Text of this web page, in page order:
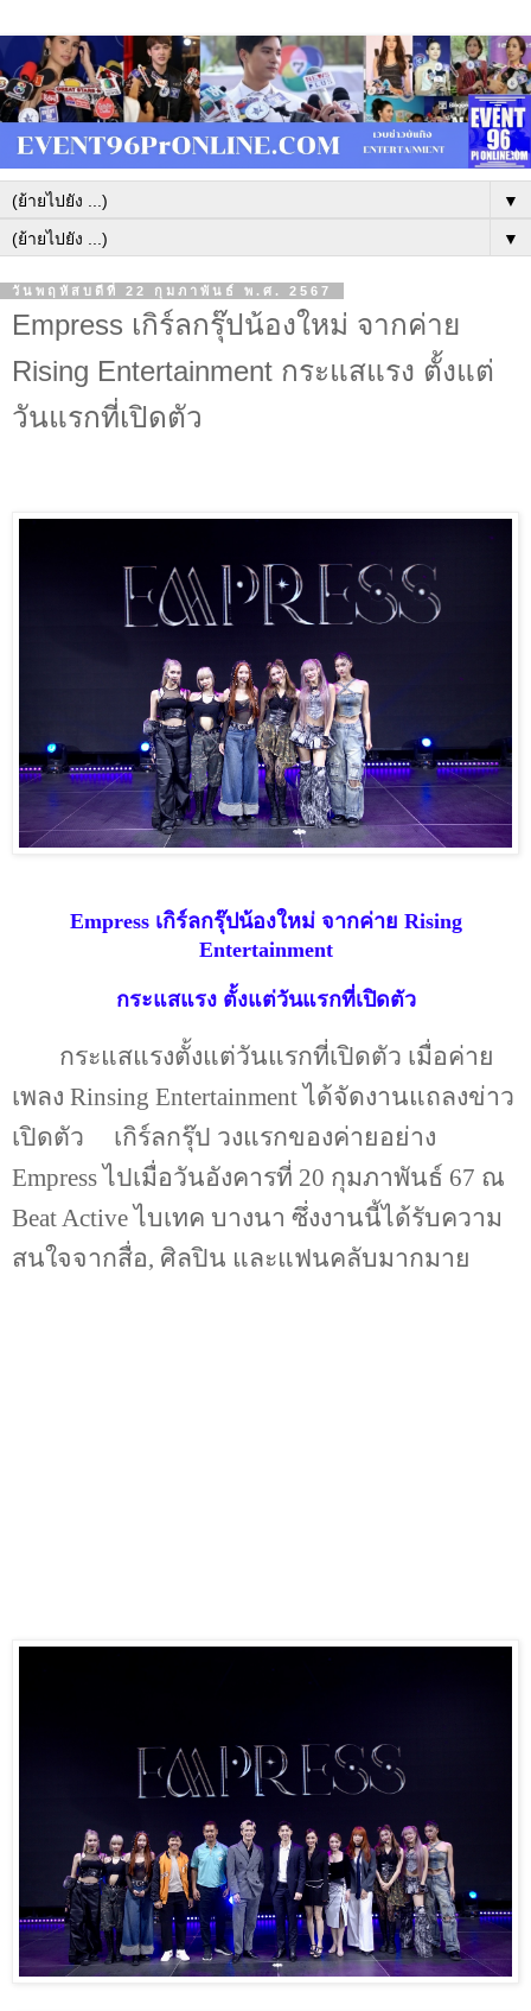
▼
▼
วันพฤหัสบดีที่ 22 กุมภาพันธ์ พ.ศ. 2567
Empress เกิร์ลกรุ๊ปน้องใหม่ จากค่าย
Rising Entertainment กระแสแรง ตั้งแต่
วันแรกที่เปิดตัว
Empress เกิร์ลกรุ๊ปน้องใหม่ จากค่าย Rising
Entertainment
กระแสแรง ตั้งแต่วันแรกที่เปิดตัว
กระแสแรงตั้งแต่วันแรกที่เปิดตัว เมื่อค่าย
เพลง Rinsing Entertainmentได้จัดงานแถลงข่าว
เปิดตัว
เกิร์ลกรุ๊ป วงแรกของค่ายอย่าง
Empressไปเมื่อวันอังคารที่ 20 กุมภาพันธ์ 67 ณ
Beat Activeไบเทค บางนา ซึ่งงานนี้ได้รับความ
สนใจจากสื่อ, ศิลปิน และแฟนคลับมากมาย